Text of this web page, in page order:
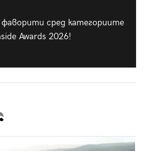
сред категориите
Awards 2026!